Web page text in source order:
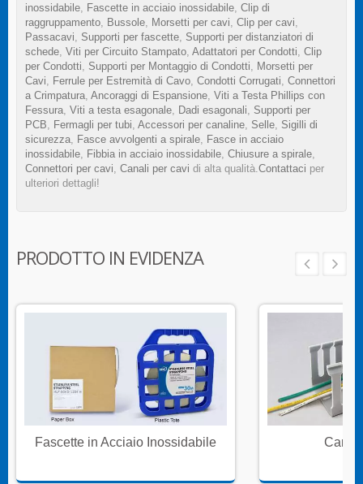
inossidabile Fascette in acciaio inossidabile Clip di
raggruppamento Bussole Morsetti per cavi Clip per cavi
Passacavi
Supporti per fascette Supporti per distanziatori di
schede Viti per Circuito Stampato Adattatori per Condotti Clip
per Condotti
Supporti per Montaggio di Condotti
Morsetti per
Cavi
Ferrule per Estremità di Cavo Condotti Corrugati Connettori
a Crimpatura Ancoraggi di Espansione Viti a Testa Phillips con
Fessura Viti a testa esagonale Dadi esagonali
Supporti per
PCB
Fermagli per tubi Accessori per canaline Selle Sigilli di
sicurezza Fasce avvolgenti a spirale Fasce in acciaio
inossidabile Fibbia in acciaio inossidabile Chiusure a spirale
Connettori per cavi Canali per cavi di alta qualità. Contattaci per
ulteriori dettagli!
PRODOTTO IN EVIDENZA
Fascette in Acciaio Inossidabile